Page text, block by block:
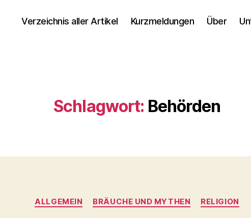
Verzeichnis aller Artikel Kurzmeldungen Über
Schlagwort: Behörden
Kategorien
ALLGEMEIN BRÄUCHE UND MYTHEN RELIGION